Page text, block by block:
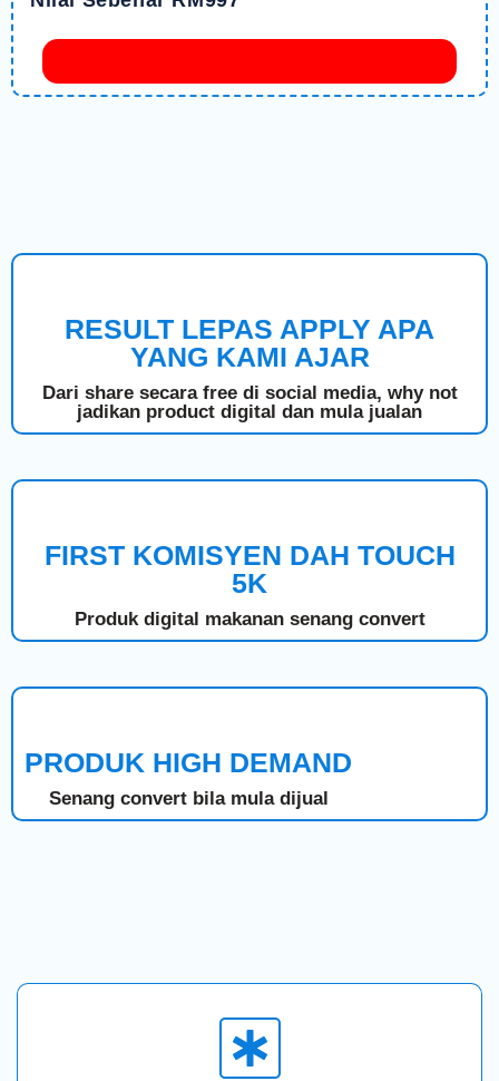
RESULT LEPAS APPLY APA
YANG KAMI AJAR
Dari share secara free di social media, why not
jadikan product digital dan mula jualan
FIRST KOMISYEN DAH TOUCH
5K
Produk digital makanan senang convert
PRODUK HIGH DEMAND
Senang convert bila mula dijual